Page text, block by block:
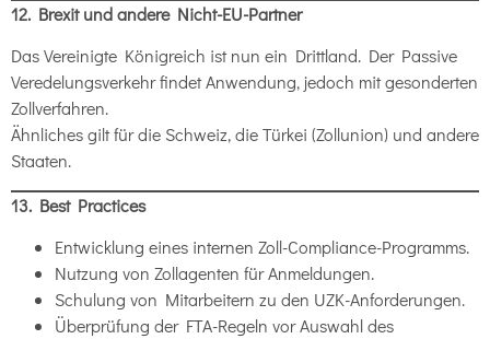
12. Brexit und andere Nicht-EU-Partner
Das Vereinigte Königreich ist nun ein Drittland. Der Passive
Veredelungsverkehr findet Anwendung, jedoch mit gesonderten
Zollverfahren.
Ähnliches gilt für die Schweiz, die Türkei (Zollunion) und andere
Staaten.
13. Best Practices
Entwicklung eines internen Zoll-Compliance-Programms.
Nutzung von Zollagenten für Anmeldungen.
Schulung von Mitarbeitern zu den UZK-Anforderungen.
Überprüfung der FTA-Regeln vor Auswahl des